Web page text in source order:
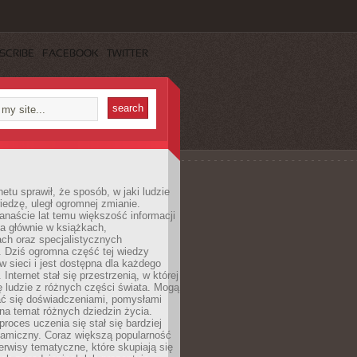
FACEBOOK TWITTER
sprawił, że sposób, w jaki ludzie
uległ ogromnej zmianie.
lat temu większość informacji
głównie w książkach,
oraz specjalistycznych
Dziś ogromna część tej wiedzy
sieci i jest dostępna dla każdego
Internet stał się przestrzenią, w której
ludzie z różnych części świata. Mogą
się doświadczeniami, pomysłami
temat różnych dziedzin życia.
uczenia się stał się bardziej
Coraz większą popularność
tematyczne, które skupiają się